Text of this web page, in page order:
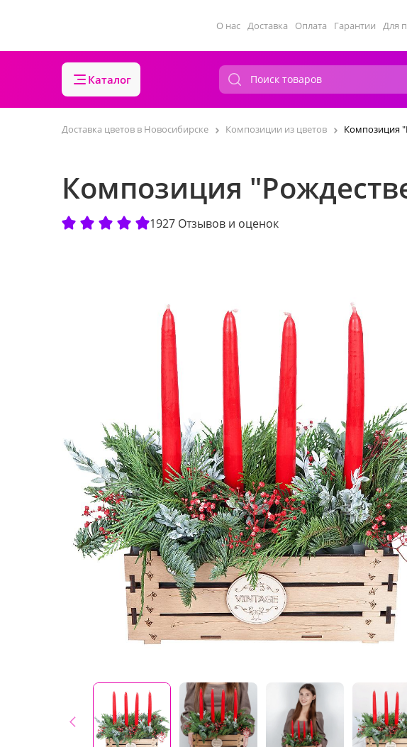
О нас Доставка Оплата Гарантии Для
Каталог
Доставка цветов в Новосибирске Композиции из цветов Композиция
Композиция
1927 Отзывов и оценок